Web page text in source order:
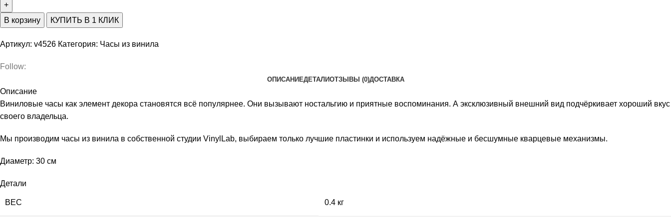
В корзину КУПИТЬ В 1 КЛИК
Артикул: v4526 Категория: Часы из винила
Follow:
ОПИСАНИЕДЕТАЛИОТЗЫВЫ (0)ДОСТАВКА
Описание
Виниловые часы как элемент декора становятся всё популярнее. Они вызывают ностальгию и приятные воспоминания. А эксклюзивный внешний вид подчёркивает хороший вкус
своего владельца.
Мы производим часы из винила в собственной студии VinylLab, выбираем только лучшие пластинки и используем надёжные и бесшумные кварцевые механизмы.
Диаметр: 30 см
Детали
ВЕС 0.4 кг